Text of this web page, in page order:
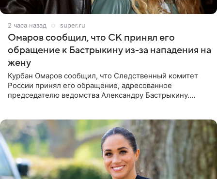
2 часа назад super.ru
Омаров сообщил, что СК принял его
обращение к Бастрыкину из-за нападения на
жену
Курбан Омаров сообщил, что Следственный комитет
России принял его обращение, адресованное
председателю ведомства Александру Бастрыкину.